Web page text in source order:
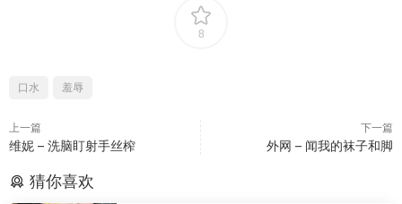
8
口水 羞辱
上一篇
维妮 – 洗脑盯射手丝榨
下一篇
外网 – 闻我的袜子和脚
猜你喜欢